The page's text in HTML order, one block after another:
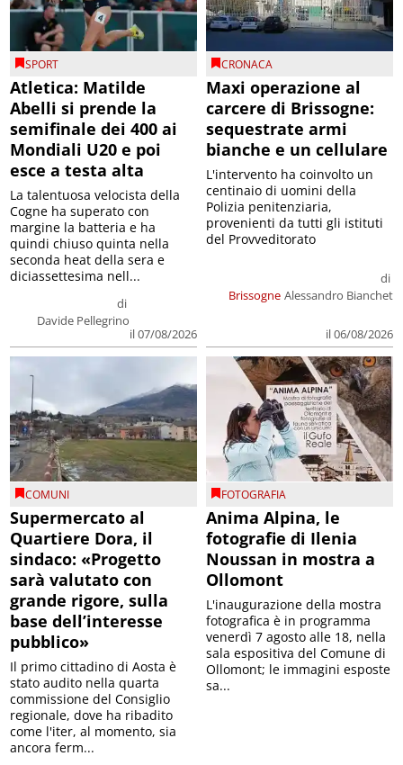
SPORT
Atletica: Matilde
Abelli si prende la
semifinale dei 400 ai
Mondiali U20 e poi
esce a testa alta
di
Davide Pellegrino
il 07/08/2026
La talentuosa velocista della
Cogne ha superato con
margine la batteria e ha
quindi chiuso quinta nella
seconda heat della sera e
diciassettesima nell...
CRONACA
Maxi operazione al
carcere di Brissogne:
sequestrate armi
bianche e un cellulare
Brissogne
di
Alessandro Bianchet
il 06/08/2026
L'intervento ha coinvolto un
centinaio di uomini della
Polizia penitenziaria,
provenienti da tutti gli istituti
del Provveditorato
COMUNI
Supermercato al
Quartiere Dora, il
sindaco: «Progetto
sarà valutato con
grande rigore, sulla
base dell’interesse
pubblico»
Il primo cittadino di Aosta è
stato audito nella quarta
commissione del Consiglio
regionale, dove ha ribadito
come l'iter, al momento, sia
ancora ferm...
FOTOGRAFIA
Anima Alpina, le
fotografie di Ilenia
Noussan in mostra a
Ollomont
L'inaugurazione della mostra
fotografica è in programma
venerdì 7 agosto alle 18, nella
sala espositiva del Comune di
Ollomont; le immagini esposte
sa...